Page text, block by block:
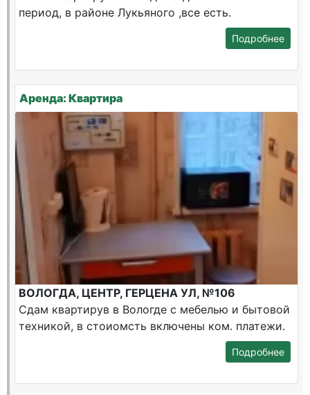
период, в районе Лукьяного ,все есть.
Подробнее
Аренда: Квартира
ВОЛОГДА, ЦЕНТР, ГЕРЦЕНА УЛ, №106
Сдам квартирув в Вологде с мебелью и бытовой
техникой, в стоиомсть включены ком. платежи.
Подробнее